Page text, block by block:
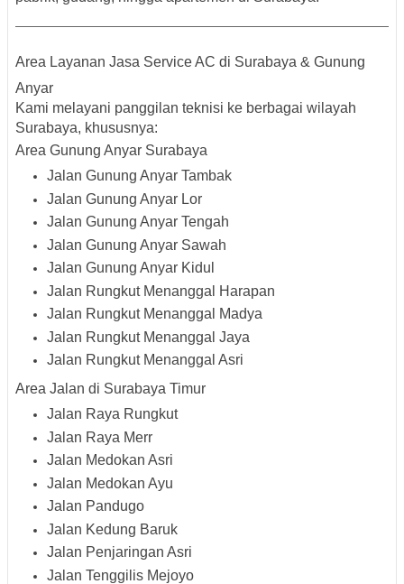
Area Layanan Jasa Service AC di Surabaya & Gunung
Anyar
Kami melayani panggilan teknisi ke berbagai wilayah
Surabaya, khususnya:
Area Gunung Anyar Surabaya
Jalan Gunung Anyar Tambak
Jalan Gunung Anyar Lor
Jalan Gunung Anyar Tengah
Jalan Gunung Anyar Sawah
Jalan Gunung Anyar Kidul
Jalan Rungkut Menanggal Harapan
Jalan Rungkut Menanggal Madya
Jalan Rungkut Menanggal Jaya
Jalan Rungkut Menanggal Asri
Area Jalan di Surabaya Timur
Jalan Raya Rungkut
Jalan Raya Merr
Jalan Medokan Asri
Jalan Medokan Ayu
Jalan Pandugo
Jalan Kedung Baruk
Jalan Penjaringan Asri
Jalan Tenggilis Mejoyo